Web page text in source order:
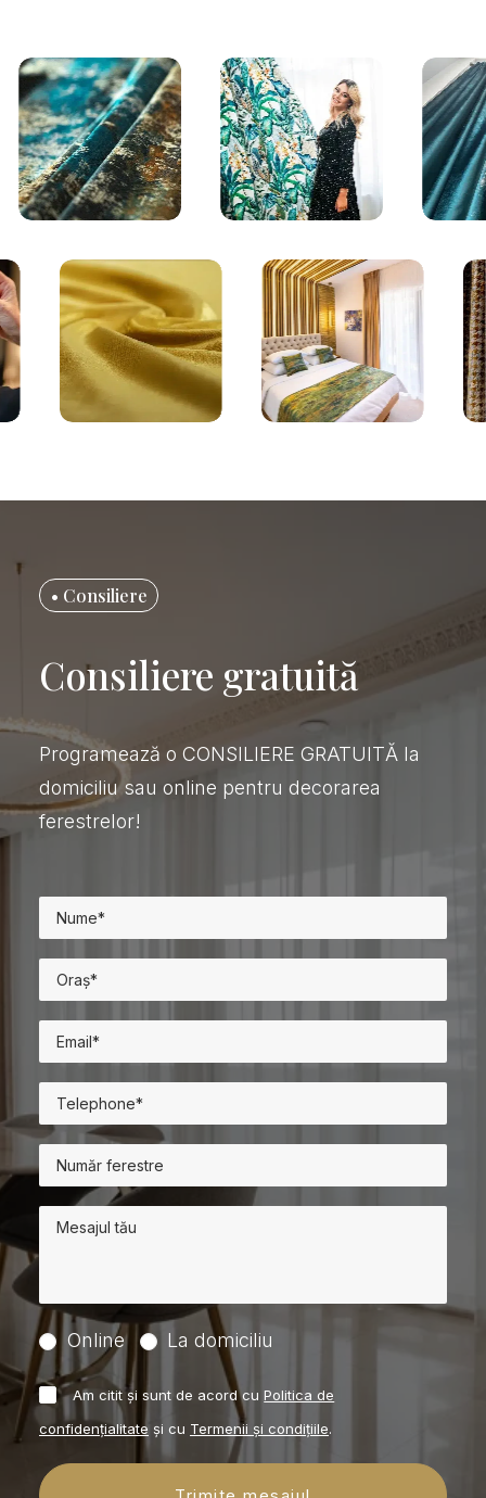
• Consiliere
Consiliere gratuită
Programează o CONSILIERE GRATUITĂ la
domiciliu sau online pentru decorarea
ferestrelor!
Online La domiciliu
Am citit și sunt de acord cuPolitica de
confidențialitate și cu Termenii și condițiile.